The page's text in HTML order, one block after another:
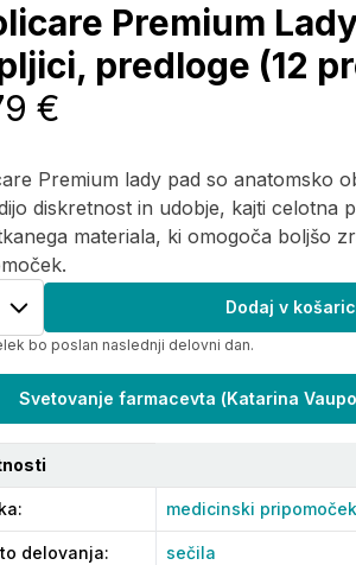
Premium
predloge (12
Premium lady pad so anatomsko
diskretnost in udobje, kajti celotna
materiala, ki omogoča boljšo
€
Dodaj v
bo poslan naslednji delovni dan.
Svetovanje farmacevta (Katarina
: medicinski pripomoček,
delovanja: sečila